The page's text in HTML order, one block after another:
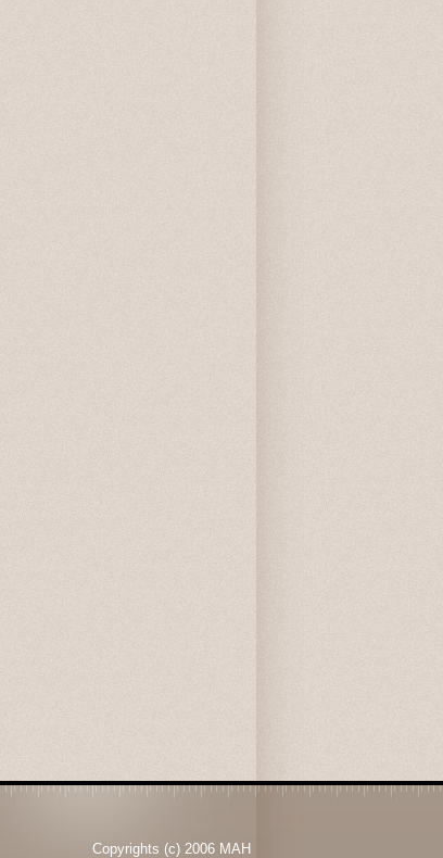
Copyrights (c) 2006 MAH